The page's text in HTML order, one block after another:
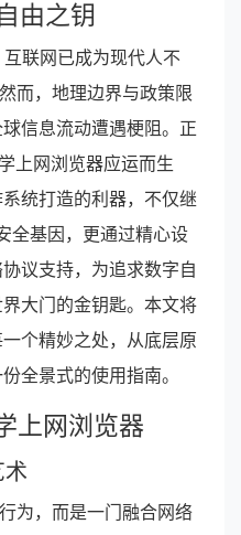
由之钥
联网已成为现代人不
而，地理边界与政策限
信息流动遭遇梗阻。正
上网浏览器应运而生
统打造的利器，不仅继
全基因，更通过精心设
议支持，为追求数字自
大门的金钥匙。本文将
个精妙之处，从底层原
全景式的使用指南。
上网浏览器
术
为，而是一门融合网络